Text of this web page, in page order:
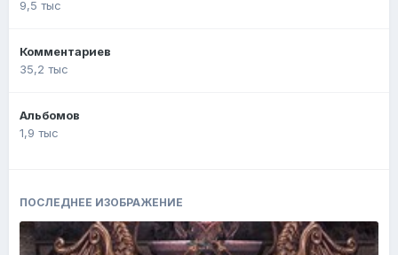
9,5 тыс
Комментариев
35,2 тыс
Альбомов
1,9 тыс
ПОСЛЕДНЕЕ ИЗОБРАЖЕНИЕ